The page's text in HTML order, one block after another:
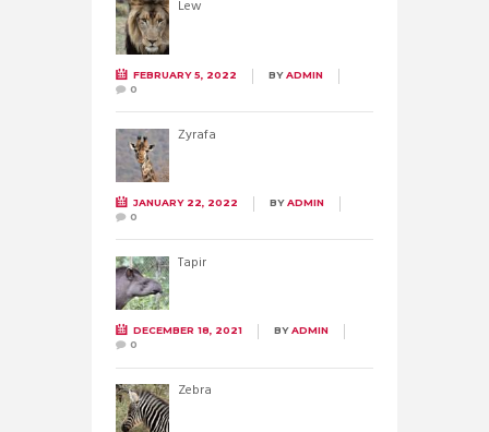
Lew
FEBRUARY 5, 2022 BYADMIN
0
Żyrafa
JANUARY 22, 2022 BYADMIN
0
Tapir
DECEMBER 18, 2021 BYADMIN
0
Zebra